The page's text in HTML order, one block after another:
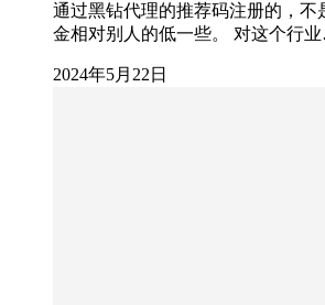
通过黑钻代理的推荐码注册的，不
金相对别人的低一些。 对这个行
2024年5月22日